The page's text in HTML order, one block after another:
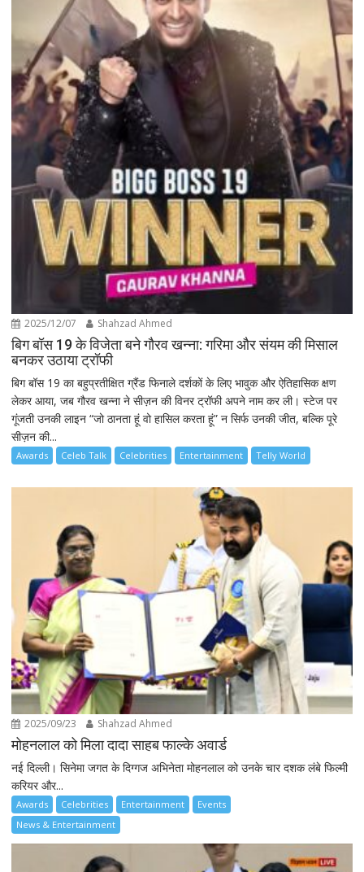
2025/12/07 Shahzad Ahmed
बिग बॉस 19 के विजेता बने गौरव खन्ना: गरिमा और संयम की मिसाल
बनकर उठाया ट्रॉफी
बिग बॉस 19 का बहुप्रतीक्षित ग्रैंड फिनाले दर्शकों के लिए भावुक और ऐतिहासिक क्षण
लेकर आया, जब गौरव खन्ना ने सीज़न की विनर ट्रॉफी अपने नाम कर ली। स्टेज पर
गूंजती उनकी लाइन “जो ठानता हूं वो हासिल करता हूं” न सिर्फ उनकी जीत, बल्कि पूरे
सीज़न की...
Awards Celeb Talk Celebrities Entertainment Telly World
2025/09/23 Shahzad Ahmed
मोहनलाल को मिला दादा साहब फाल्के अवार्ड
नई दिल्ली। सिनेमा जगत के दिग्गज अभिनेता मोहनलाल को उनके चार दशक लंबे फिल्मी
करियर और...
Awards Celebrities Entertainment
Events
News & Entertainment